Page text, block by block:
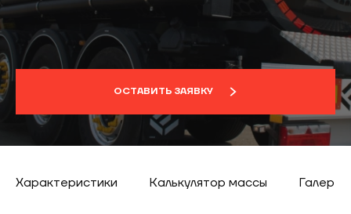
ОСТАВИТЬ ЗАЯВКУ
Характеристики Калькулятор массы Галерея